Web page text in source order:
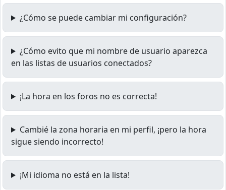
¿Cómo se puede cambiar mi configuración?
¿Cómo evito que mi nombre de usuario aparezca
en las listas de usuarios conectados?
¡La hora en los foros no es correcta!
Cambié la zona horaria en mi perfil, ¡pero la hora
sigue siendo incorrecto!
¡Mi idioma no está en la lista!